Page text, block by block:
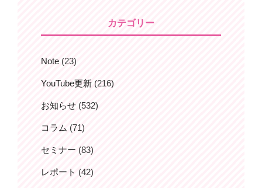
カテゴリー
Note (23)
YouTube更新 (216)
お知らせ (532)
コラム (71)
セミナー (83)
レポート (42)